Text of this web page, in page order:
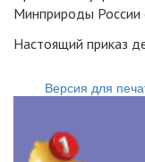
Минприроды России
Настоящий приказ
Версия для